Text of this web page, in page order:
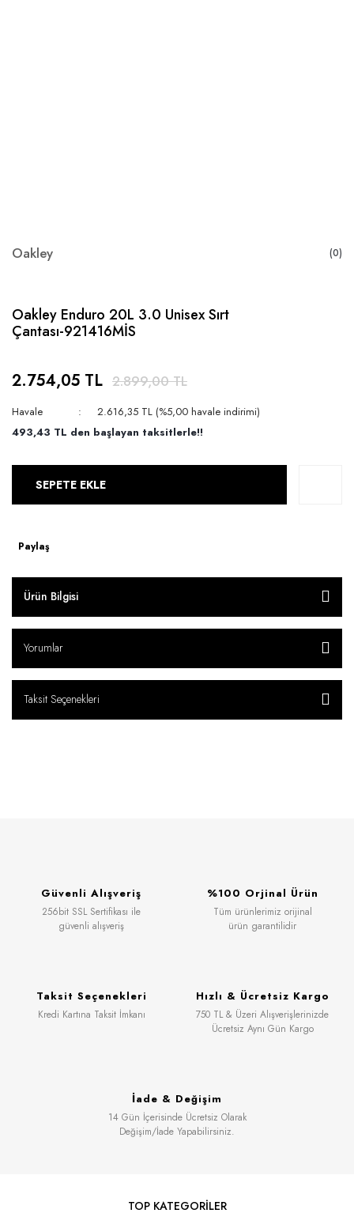
Oakley (0)
Oakley Enduro 20L 3.0 Unisex Sırt
Çantası-921416MİS
2.754,05 TL 2.899,00 TL
Havale
2.616,35 TL (%5,00 havale indirimi)
493,43 TL den başlayan taksitlerle!!
SEPETE EKLE
Paylaş
Ürün Bilgisi
Yorumlar
Taksit Seçenekleri
Güvenli Alışveriş
256bit SSL Sertifikası ile
güvenli alışveriş
%100 Orjinal Ürün
Tüm ürünlerimiz orijinal
ürün garantilidir
Taksit Seçenekleri
Kredi Kartına Taksit İmkanı
Hızlı & Ücretsiz Kargo
750 TL & Üzeri Alışverişlerinizde
Ücretsiz Aynı Gün Kargo
İade & Değişim
14 Gün İçerisinde Ücretsiz Olarak
Değişim/İade Yapabilirsiniz.
TOP KATEGORİLER